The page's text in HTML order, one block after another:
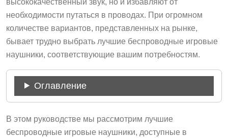
необходимости путаться в проводах. При огромном
количестве вариантов, представленных на рынке,
бывает трудно выбрать лучшие беспроводные игровые
наушники, соответствующие вашим потребностям.
Оглавление
В этом руководстве мы рассмотрим лучшие
беспроводные игровые наушники, доступные в